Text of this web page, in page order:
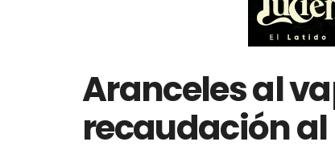
Aranceles al
recaudación al